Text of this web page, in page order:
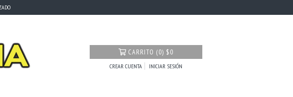
CARRITO (0) $0
CREAR CUENTA INICIAR SESIÓN